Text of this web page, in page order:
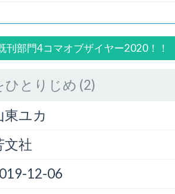
刊部門4コマオブザイヤー2020！！
ひとりじめ (2)
東ユカ
文社
12-06